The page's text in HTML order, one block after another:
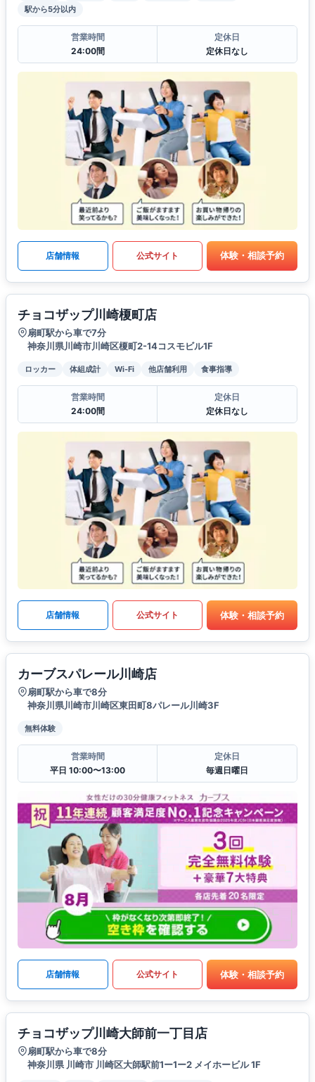
駅から5分以内
営業時間
24:00間
定休日
定休日なし
店舗情報 公式サイト 体験・相談予約
チョコザップ川崎榎町店
扇町駅から車で7分
神奈川県川崎市川崎区榎町2-14コスモビル1F
ロッカー 体組成計 Wi-Fi 他店舗利用 食事指導
営業時間
24:00間
定休日
定休日なし
店舗情報 公式サイト 体験・相談予約
カーブスパレール川崎店
扇町駅から車で8分
神奈川県川崎市川崎区東田町8パレール川崎3F
無料体験
営業時間
平日 10:00〜13:00
定休日
毎週日曜日
店舗情報 公式サイト 体験・相談予約
チョコザップ川崎大師前一丁目店
扇町駅から車で8分
神奈川県 川崎市 川崎区大師駅前1ー1ー2 メイホービル 1F